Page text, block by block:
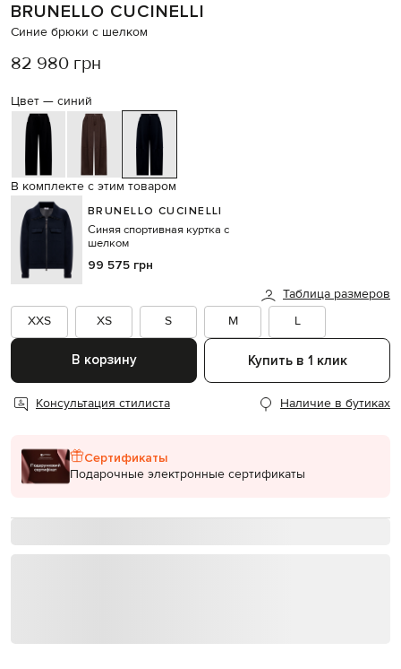
BRUNELLO CUCINELLI
Синие брюки с шелком
82 980 грн
Цвет — синий
В комплекте с этим товаром
BRUNELLO CUCINELLI
Синяя спортивная куртка с
шелком
99 575 грн
Таблица размеров
XXS
XS S M L
В корзину Купить в 1 клик
Консультация стилиста Наличие в бутиках
Сертификаты
Подарочные электронные сертификаты